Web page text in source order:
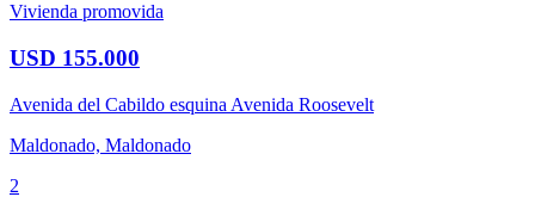
Vivienda promovida
USD 155.000
Avenida del Cabildo esquina Avenida Roosevelt
Maldonado, Maldonado
2